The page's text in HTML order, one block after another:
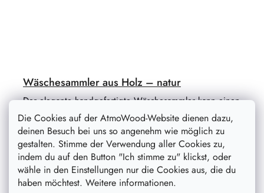
Die Cookies auf der AtmoWood-Website dienen dazu,
deinen Besuch bei uns so angenehm wie möglich zu
gestalten. Stimme der Verwendung aller Cookies zu,
indem du auf den Button "Ich stimme zu" klickst, oder
wähle in den Einstellungen nur die Cookies aus, die du
haben möchtest. Weitere informationen.
Wäschesammler aus Holz – natur
Der elegante handgefertigte Wäschesammler kann einen
Haufen schmutziger Wäsche aufnehmen und wird zu
einer schönen Dekoration für Ihr Badezimmer. Der Korb
ist in einem...